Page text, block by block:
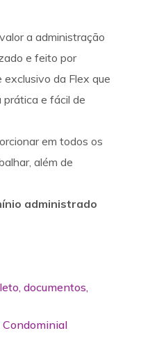
a administração
e feito por
da Flex que
prática e fácil de
em todos os
além de
administrado
documentos,